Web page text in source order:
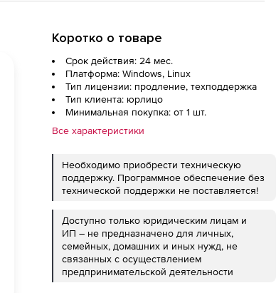
Коротко о товаре
Срок действия: 24 мес.
Платформа: Windows, Linux
Тип лицензии: продление, техподдержка
Тип клиента: юрлицо
Минимальная покупка: от 1 шт.
Все характеристики
Необходимо приобрести техническую
поддержку. Программное обеспечение без
технической поддержки не поставляется!
Доступно только юридическим лицам и
ИП – не предназначено для личных,
семейных, домашних и иных нужд, не
связанных с осуществлением
предпринимательской деятельности